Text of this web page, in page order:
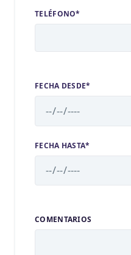
TELÉFONO*
FECHA DESDE*
FECHA HASTA*
COMENTARIOS